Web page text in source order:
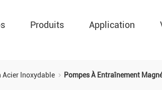
Produits Application
Acier Inoxydable Pompes À Entraînement